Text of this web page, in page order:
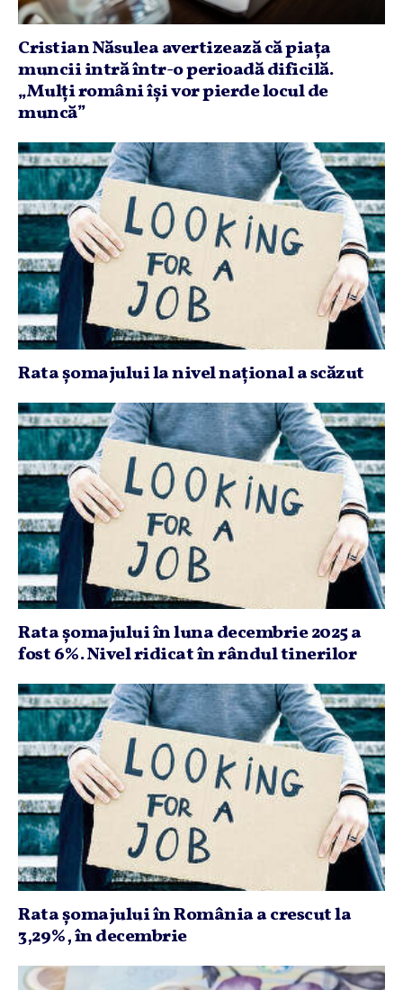
Cristian Năsulea avertizează că piaţa
muncii intră într-o perioadă dificilă.
„Mulţi români îşi vor pierde locul de
muncă”
Rata şomajului la nivel naţional a scăzut
Rata şomajului în luna decembrie 2025 a
fost 6%. Nivel ridicat în rândul tinerilor
Rata şomajului în România a crescut la
3,29%, în decembrie